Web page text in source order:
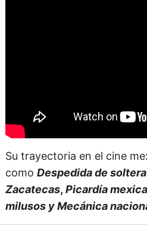
Su trayectoria en el cine
como Despedida de soltera
Zacatecas, Picardía
milusos yMecánica